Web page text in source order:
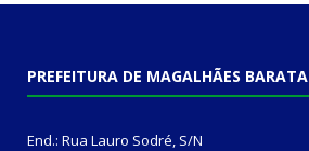
PREFEITURA DE MAGALHÃES BARATA
End.: Rua Lauro Sodré, S/N